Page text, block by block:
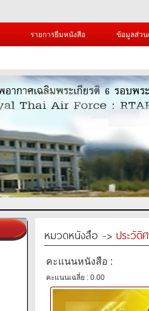
รายการยืมหนังสือ ข้อมูลส่ว
หมวดหนังสือ -> ประวัติ
คะแนนหนังสือ :
คะแนนเฉลี่ย : 0.00